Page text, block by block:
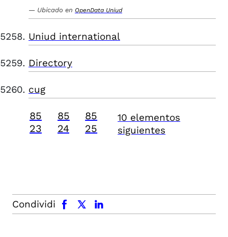
Ubicado en OpenData Uniud
Uniud international
Directory
cug
85
23
85
24
85
25
10 elementos
siguientes
Condividi
facebook x.com linkedin